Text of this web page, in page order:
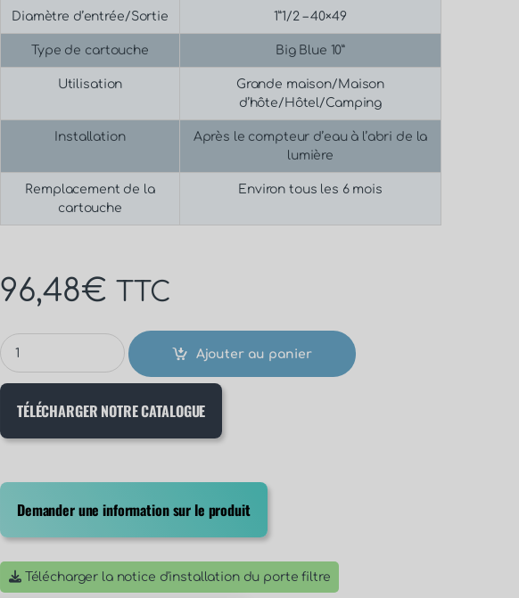
Diamètre d’entrée/Sortie 1”1/2 – 40×49
Type de cartouche Big Blue 10”
Utilisation
Grande maison/Maison
d’hôte/Hôtel/Camping
Installation
Après le compteur d’eau à l’abri de la
lumière
Remplacement de la
cartouche
Environ tous les 6 mois
96,48€ TTC
Ajouter au panier
TÉLÉCHARGER NOTRE CATALOGUE
Demander une information sur le produit
Télécharger la notice d'installation du porte filtre